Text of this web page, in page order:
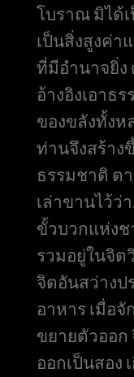
โบราณ มิได้
เป็นสิ่งสูงค่
ที่มีอำนาจยิ่ง
อ้างอิงเอาธ
ของขลังทั้งห
ท่านจึงสร้า
ธรรมชาติ ต
เล่าขานไว้ว่
ขั้วบวกแห่ง
รวมอยู่ในจิ
จิตอันสว่างป
อาหาร เมื่อ
ขยายตัวออ
ออกเป็นสอง